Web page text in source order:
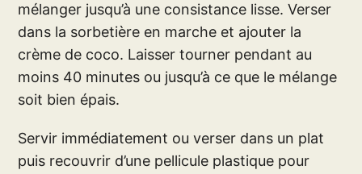
mélanger jusqu’à une consistance lisse. Verser
dans la sorbetière en marche et ajouter la
crème de coco. Laisser tourner pendant au
moins 40 minutes ou jusqu’à ce que le mélange
soit bien épais.
Servir immédiatement ou verser dans un plat
puis recouvrir d’une pellicule plastique pour